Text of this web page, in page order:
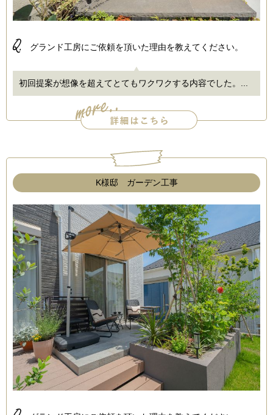
Q. グランド工房にご依頼を頂いた理由を教えてください。
初回提案が想像を超えてとてもワクワクする内容でした。...
K様邸 ガーデン工事